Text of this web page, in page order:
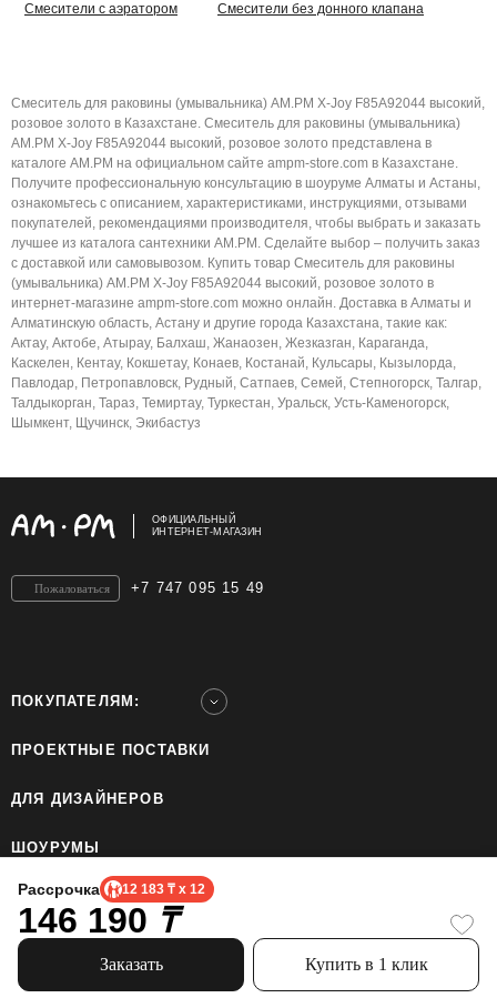
Рассрочка 12 183 ₸ x 12
146 190 ₸
Заказать Купить в 1 клик
Смесители с аэратором Смесители без донного клапана
Смеситель для раковины (умывальника) AM.PM X-Joy F85A92044 высокий,
розовое золото в Казахстане. Смеситель для раковины (умывальника)
AM.PM X-Joy F85A92044 высокий, розовое золото представлена в
каталоге AM.PM на официальном сайте ampm-store.com в Казахстане.
Получите профессиональную консультацию в шоуруме Алматы и Астаны,
ознакомьтесь с описанием, характеристиками, инструкциями, отзывами
покупателей, рекомендациями производителя, чтобы выбрать и заказать
лучшее из каталога сантехники AM.PM. Сделайте выбор – получить заказ
с доставкой или самовывозом. Купить товар Смеситель для раковины
(умывальника) AM.PM X-Joy F85A92044 высокий, розовое золото в
интернет-магазине ampm-store.com можно онлайн. Доставка в Алматы и
Алматинскую область, Астану и другие города Казахстана, такие как:
Актау, Актобе, Атырау, Балхаш, Жанаозен, Жезказган, Караганда,
Каскелен, Кентау, Кокшетау, Конаев, Костанай, Кульсары, Кызылорда,
Павлодар, Петропавловск, Рудный, Сатпаев, Семей, Степногорск, Талгар,
Талдыкорган, Тараз, Темиртау, Туркестан, Уральск, Усть-Каменогорск,
Шымкент, Щучинск, Экибастуз
ОФИЦИАЛЬНЫЙ
ИНТЕРНЕТ-МАГАЗИН
+7 747 095 15 49
Пожаловаться
ПОКУПАТЕЛЯМ:
ПРОЕКТНЫЕ ПОСТАВКИ
ДЛЯ ДИЗАЙНЕРОВ
ШОУРУМЫ
ТОО «Home Ecology Center (Хоум Иколэджи Сэнтэ)», БИН: 190640023562. Все права
Политика конфиденциальности.
Официальный сайт бренда AM.PM использует cookie, чтобы сделать пользование
сайтом проще. Узнайте больше про использование cookie.
Информация, представленная на сайте, не является публичной офертой.